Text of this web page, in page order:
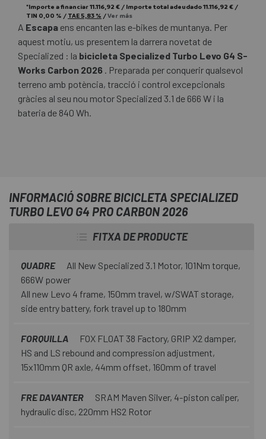
*Importe a financiar11.116,92 € / Importe total adeudado11.116,92 € /
TIN 0,00 % / TAE 5,83 % /Ver más
A Escapa ens encanten las e-bikes de muntanya. Per
aquest motiu, us presentem la darrera novetat de
Specialized : la bicicleta Specialized Turbo Levo G4 S-
Works Carbon 2026 . Preparada per conquerir qualsevol
terreno amb potència, tracció i control excepcionals
gràcies al seu nou motor Specialized 3.1 de 666 W i la
bateria de 840 Wh.
INFORMACIÓ SOBRE BICICLETA SPECIALIZED
TURBO LEVO G4 PRO CARBON 2026
FITXA DE PRODUCTE
QUADRE
All New Specialized 3.1 Motor, 101Nm torque,
666W power
All new Levo 4 frame, 150mm travel, w/SWAT storage,
side entry battery, fork travel up to 180mm
FORQUILLA
FOX FLOAT 38 Factory, GRIP X2 damper,
HS and LS rebound and compression adjustment,
15x110mm QR axle, 44mm offset, 160mm of travel
FRE DAVANTER
SRAM Maven Silver, 4-piston caliper,
hydraulic disc, 220mm HS2 Rotor